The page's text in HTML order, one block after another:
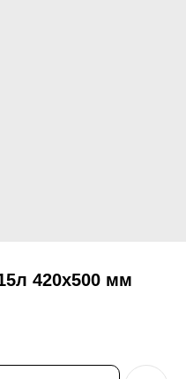
420х500 мм